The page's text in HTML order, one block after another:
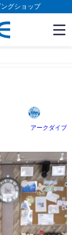
グショップ
アークダイブ